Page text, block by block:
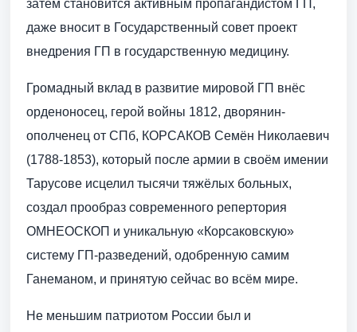
затем становится активным пропагандистом ГП,
даже вносит в Государственный совет проект
внедрения ГП в государственную медицину.
Громадный вклад в развитие мировой ГП внёс
орденоносец, герой войны 1812, дворянин-
ополченец от СПб, КОРСАКОВ Семён Николаевич
(1788-1853), который после армии в своём имении
Тарусове исцелил тысячи тяжёлых больных,
создал прообраз современного репертория
ОМНЕОСКОП и уникальную «Корсаковскую»
систему ГП-разведений, одобренную самим
Ганеманом, и принятую сейчас во всём мире.
Не меньшим патриотом России был и